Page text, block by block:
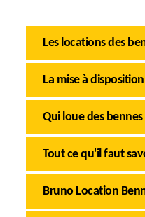
Les locations des
La mise à
Qui loue des
Tout ce qu'il faut
Bruno Location